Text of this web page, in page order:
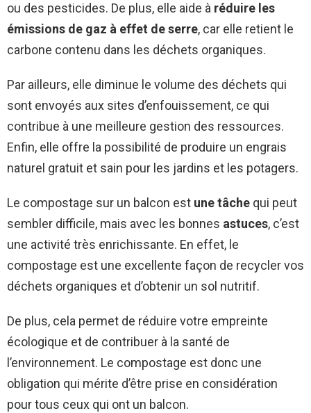
ou des pesticides. De plus, elle aide à réduire les
émissions de gaz à effet de serre, car elle retient le
carbone contenu dans les déchets organiques.
Par ailleurs, elle diminue le volume des déchets qui
sont envoyés aux sites d’enfouissement, ce qui
contribue à une meilleure gestion des ressources.
Enfin, elle offre la possibilité de produire un engrais
naturel gratuit et sain pour les jardins et les potagers.
Le compostage sur un balcon est une tâche qui peut
sembler difficile, mais avec les bonnes astuces, c’est
une activité très enrichissante. En effet, le
compostage est une excellente façon de recycler vos
déchets organiques et d’obtenir un sol nutritif.
De plus, cela permet de réduire votre empreinte
écologique et de contribuer à la santé de
l’environnement. Le compostage est donc une
obligation qui mérite d’être prise en considération
pour tous ceux qui ont un balcon.